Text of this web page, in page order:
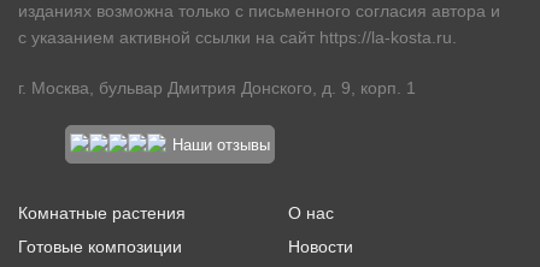
изданиях возможна только с письменного согласия автора и
с указанием активной ссылки на сайт https://la-kosta.ru
г. Москва, бульвар Дмитрия Донского, д. 9, корп. 1
Наши отзывы
Комнатные растения
Готовые композиции
О нас
Новости